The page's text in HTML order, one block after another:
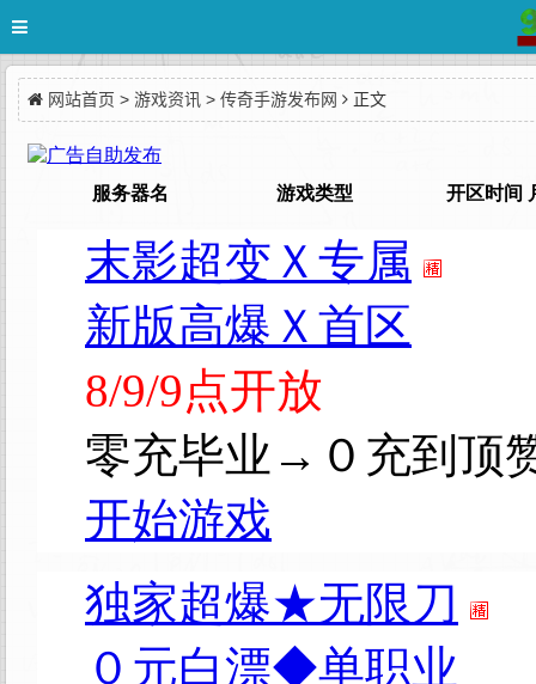
网站首页 > 游戏资讯 > 传奇手游发布网 正文